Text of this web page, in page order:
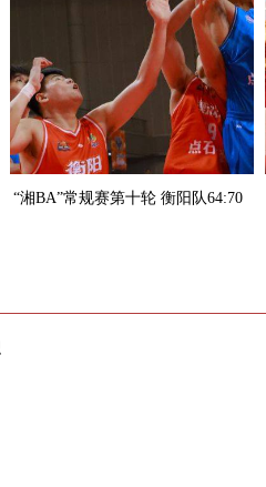
“湘BA”常规赛第十轮 衡阳队64:70